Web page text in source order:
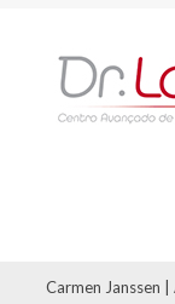
Carmen Janssen